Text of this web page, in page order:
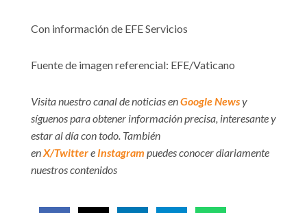
Con información de EFE Servicios
Fuente de imagen referencial: EFE/Vaticano
Visita nuestro canal de noticias enGoogle Newsy
síguenos para obtener información precisa, interesante y
estar al día con todo. También
enX/Twittere Instagram puedes conocer diariamente
nuestros contenidos